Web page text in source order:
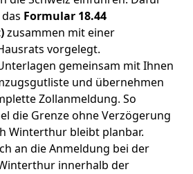
Formular 18.44
zusammen mit einer
vorgelegt.
gemeinsam mit Ihnen
und übernehmen
Zollanmeldung. So
die Grenze ohne Verzögerung
Winterthur bleibt planbar.
an die Anmeldung bei der
innerhalb der